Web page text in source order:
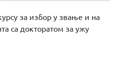
за избор у звање и на
са докторатом за ужу